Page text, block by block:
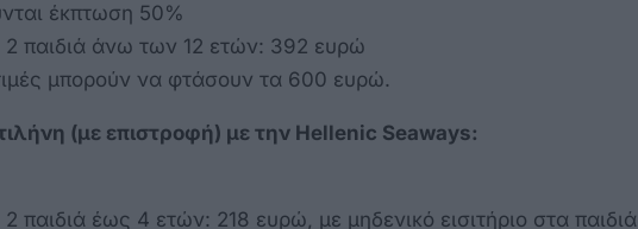
έκπτωση 50%
2 παιδιά άνω των 12 ετών: 392 ευρώ
μπορούν να φτάσουν τα 600 ευρώ.
(με επιστροφή) με την Hellenic Seaways:
2 παιδιά έως 4 ετών: 218 ευρώ, με μηδενικό εισιτήριο στα παιδιά